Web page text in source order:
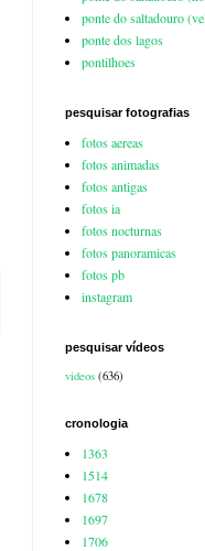
ponte do saltadouro
ponte dos lagos
pontilhoes
pesquisar fotografias
fotos aereas
fotos animadas
fotos antigas
fotos ia
fotos nocturnas
fotos panoramicas
fotos pb
instagram
pesquisar vídeos
videos (636)
cronologia
1363
1514
1678
1697
1706